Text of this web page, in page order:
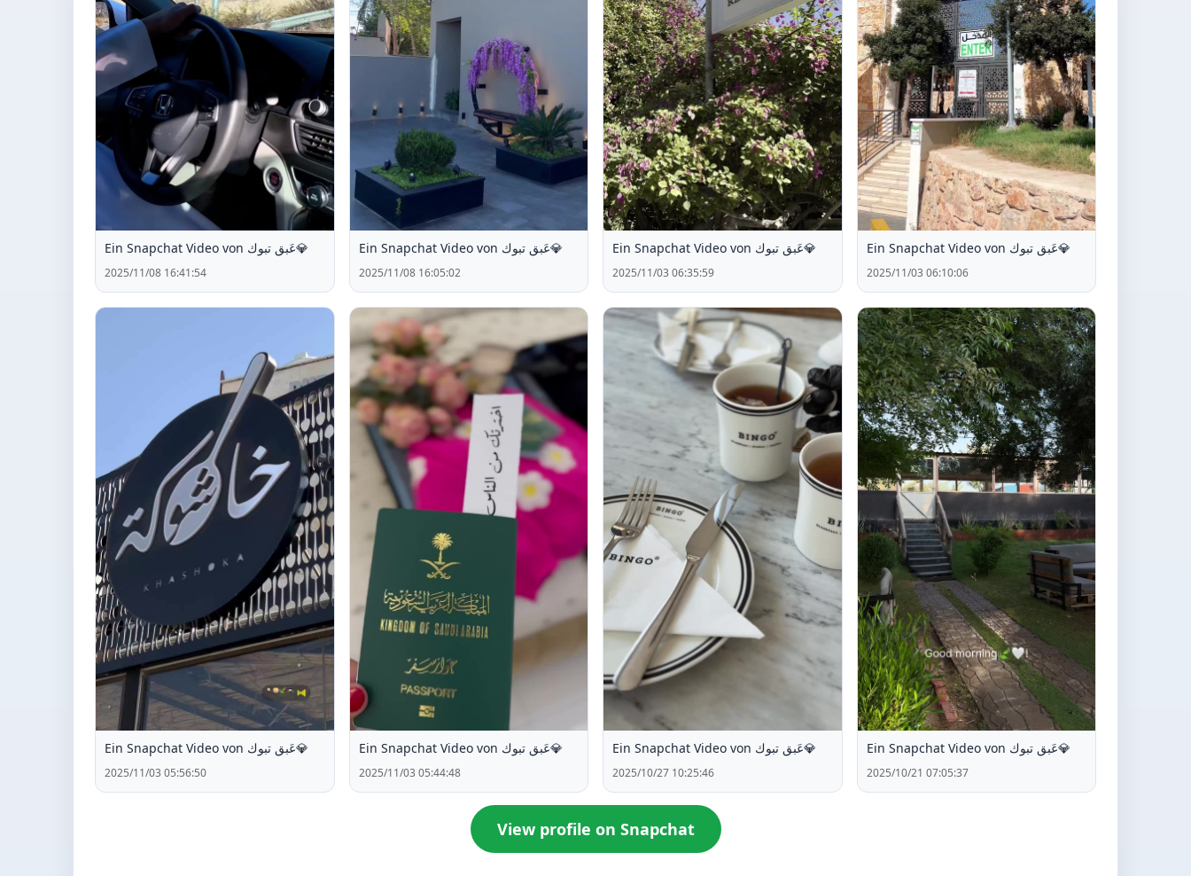
Ein Snapchat Video von عَبق تبوك💎
2025/11/08 16:41:54
Ein Snapchat Video von عَبق تبوك💎
2025/11/08 16:05:02
Ein Snapchat Video von عَبق تبوك💎
2025/11/03 06:35:59
Ein Snapchat Video von عَبق تبوك💎
2025/11/03 06:10:06
Ein Snapchat Video von عَبق تبوك💎
2025/11/03 05:56:50
Ein Snapchat Video von عَبق تبوك💎
2025/11/03 05:44:48
Ein Snapchat Video von عَبق تبوك💎
2025/10/27 10:25:46
Ein Snapchat Video von عَبق تبوك💎
2025/10/21 07:05:37
View profile on Snapchat